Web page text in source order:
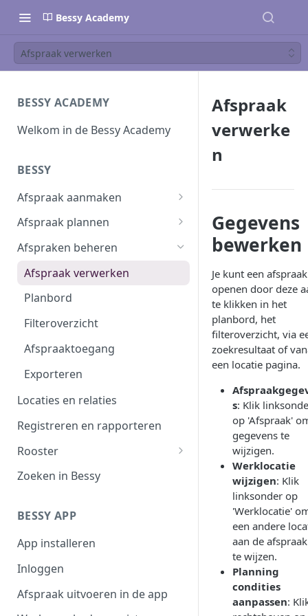
Bessy Academy
Afspraak verwerken
BESSY ACADEMY
Welkom in de Bessy Academy
BESSY
Afspraak aanmaken
Afspraak aanmaken
Afspraken importeren
Afspraak plannen
Inplannen
Planning wijzigen
Plannen in batch
Afspraken beheren
Afspraak verwerken
Planbord
Filteroverzicht
Afspraaktoegang
Exporteren
Locaties en relaties
Registreren en rapporteren
Rooster
Werktijden
Plannen in beschikbaarheid
Shifts
Zoeken in Bessy
BESSY APP
App installeren
Inloggen
Afspraak uitvoeren in de app
Afspraak
verwerke
n
Gegevens
bewerken
Je kunt een afspraak
openen door deze
te klikken in het
planbord, het
filteroverzicht, via
zoekresultaat of
een locatie pagina.
s: Klik
op 'Afspraak'
gegevens te
wijzigen.
Werklocatie
wijzigen: Klik
linksonder op
'Werklocatie'
een andere
aan de
te wijzen.
Planning
condities
aanpassen: